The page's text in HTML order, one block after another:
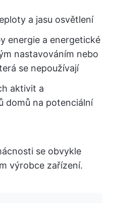
a jasu osvětlení
energie a energetické
nastavováním nebo
se nepoužívají
aktivit a
domů na potenciální
se obvykle
výrobce zařízení.